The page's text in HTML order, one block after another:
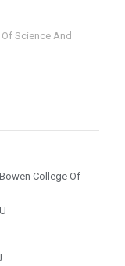
Science And
College Of